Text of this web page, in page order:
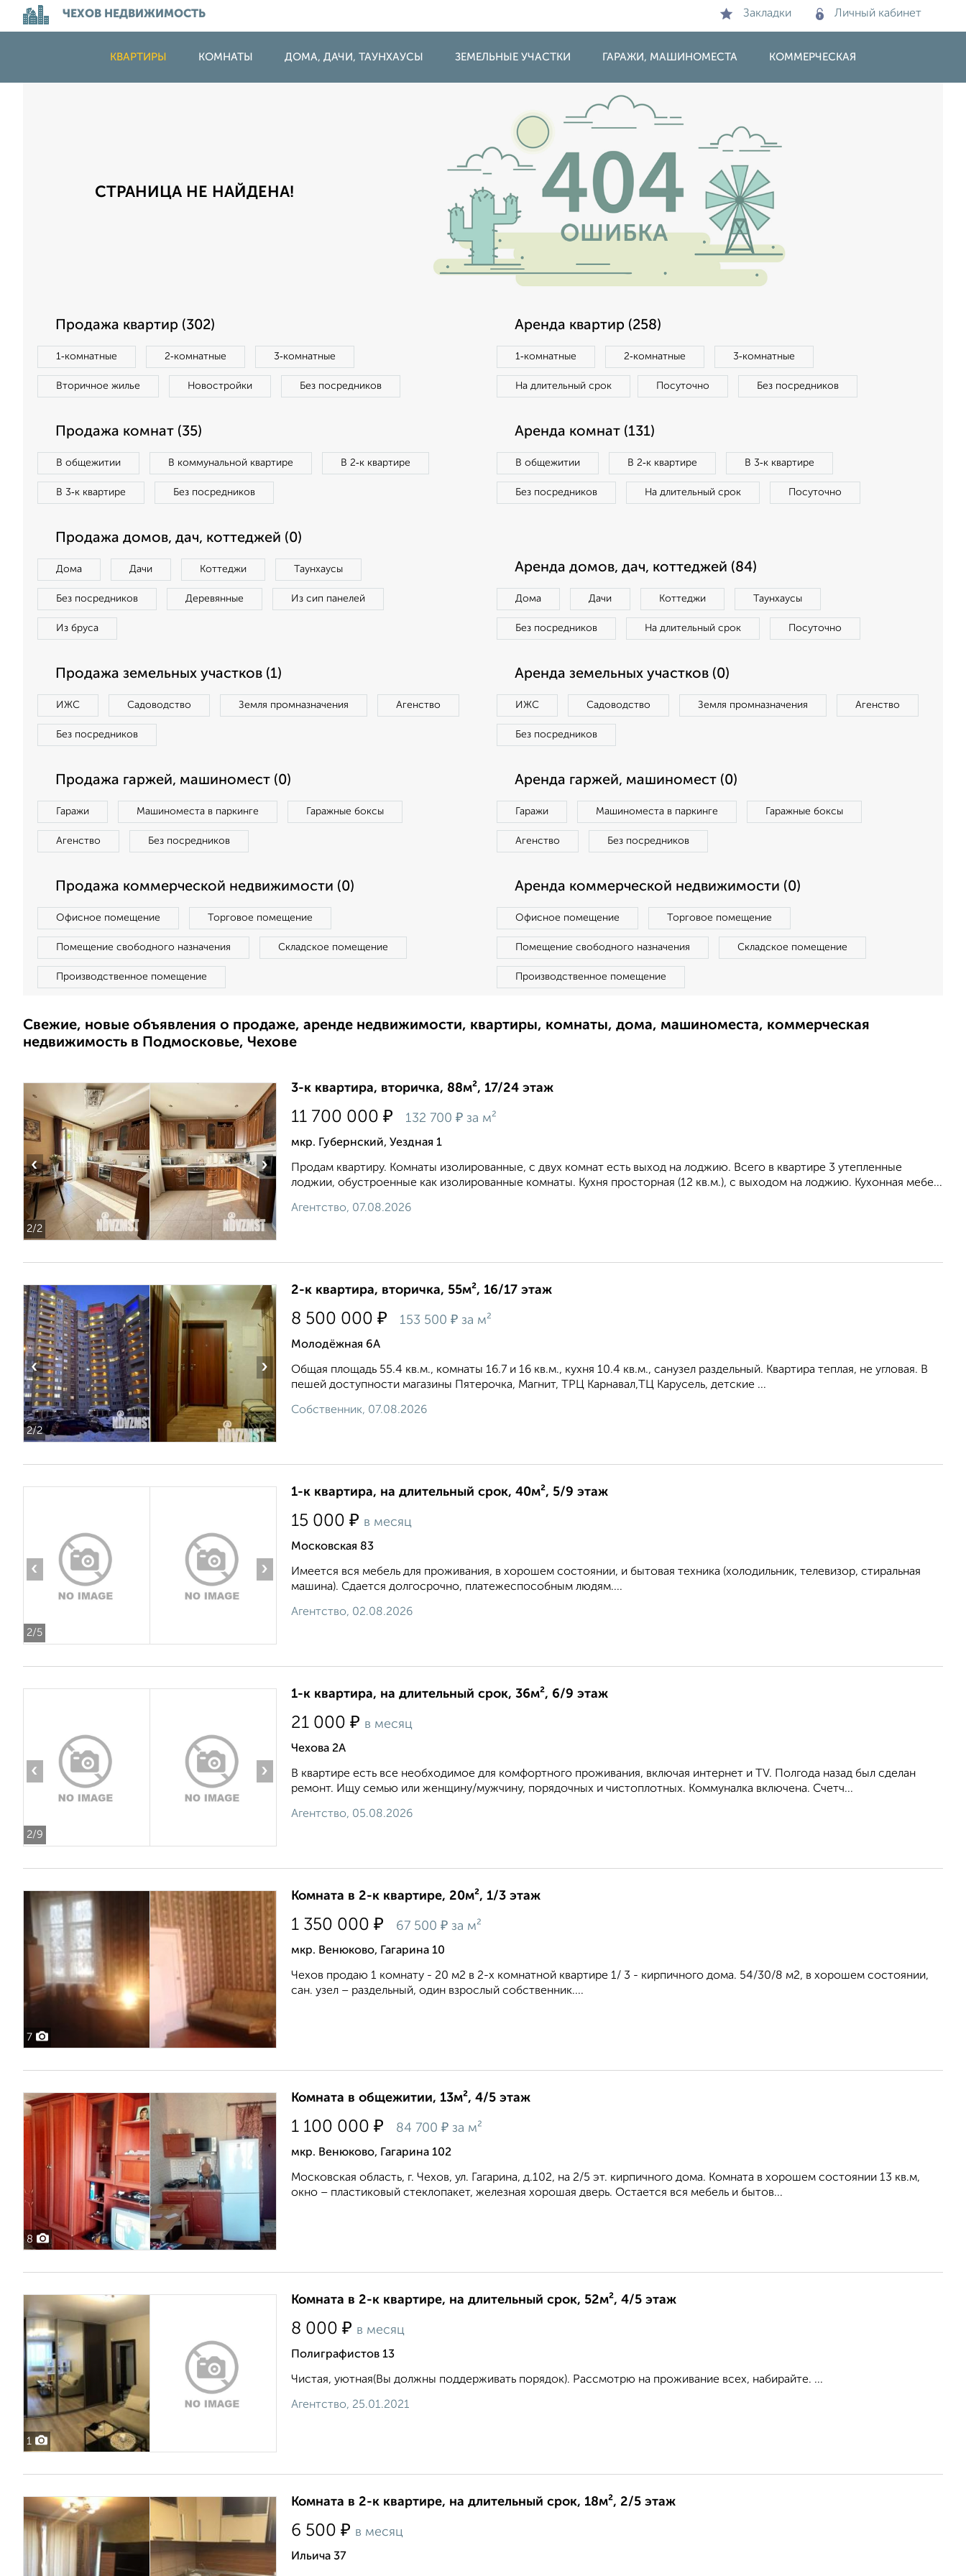
ЧЕХОВ НЕДВИЖИМОСТЬ Закладки Личный кабинет
КВАРТИРЫ КОМНАТЫ ДОМА, ДАЧИ, ТАУНХАУСЫ ЗЕМЕЛЬНЫЕ УЧАСТКИ ГАРАЖИ, МАШИНОМЕСТА КОММЕРЧЕСКАЯ
СТРАНИЦА НЕ НАЙДЕНА!
Продажа квартир (302)
1‑комнатные 2‑комнатные 3‑комнатные
Вторичное жилье Новостройки Без посредников
Аренда квартир (258)
1‑комнатные 2‑комнатные 3‑комнатные
На длительный срок Посуточно Без посредников
Продажа комнат (35)
В общежитии В коммунальной квартире В 2‑к квартире
В 3‑к квартире Без посредников
Аренда комнат (131)
В общежитии В 2‑к квартире В 3‑к квартире
Без посредников На длительный срок Посуточно
Продажа домов, дач, коттеджей (0)
Дома Дачи Коттеджи Таунхаусы
Без посредников Деревянные Из сип панелей
Из бруса
Аренда домов, дач, коттеджей (84)
Дома Дачи Коттеджи Таунхаусы
Без посредников На длительный срок Посуточно
Продажа земельных участков (1)
ИЖС Садоводство Земля промназначения Агенство
Без посредников
Аренда земельных участков (0)
ИЖС Садоводство Земля промназначения Агенство
Без посредников
Продажа гаржей, машиномест (0)
Гаражи Машиноместа в паркинге Гаражные боксы
Агенство Без посредников
Аренда гаржей, машиномест (0)
Гаражи Машиноместа в паркинге Гаражные боксы
Агенство Без посредников
Продажа коммерческой недвижимости (0)
Офисное помещение Торговое помещение
Помещение свободного назначения Складское помещение
Производственное помещение
Аренда коммерческой недвижимости (0)
Офисное помещение Торговое помещение
Помещение свободного назначения Складское помещение
Производственное помещение
Свежие, новые объявления о продаже, аренде недвижимости, квартиры, комнаты, дома, машиноместа, коммерческая
недвижимость в Подмосковье, Чехове
2/2
‹ ›
3-к квартира, вторичка, 88м², 17/24 этаж
11 700 000 ₽ 132 700 ₽ за м²
мкр. Губернский, Уездная 1
Продам квартиру. Комнаты изолированные, с двух комнат есть выход на лоджию. Всего в квартире 3 утепленные
лоджии, обустроенные как изолированные комнаты. Кухня просторная (12 кв.м.), с выходом на лоджию. Кухонная мебе...
Агентство, 07.08.2026
2/2
‹ ›
2-к квартира, вторичка, 55м², 16/17 этаж
8 500 000 ₽ 153 500 ₽ за м²
Молодёжная 6А
Общая площадь 55.4 кв.м., комнаты 16.7 и 16 кв.м., кухня 10.4 кв.м., санузел раздельный. Квартира теплая, не угловая. В
пешей доступности магазины Пятерочка, Магнит, ТРЦ Карнавал,TЦ Карусель, детские ...
Собственник, 07.08.2026
2/5
‹ ›
1-к квартира, на длительный срок, 40м², 5/9 этаж
15 000 ₽ в месяц
Московская 83
Имеется вся мебель для проживания, в хорошем состоянии, и бытовая техника (холодильник, телевизор, стиральная
машина). Сдается долгосрочно, платежеспособным людям....
Агентство, 02.08.2026
2/9
‹ ›
1-к квартира, на длительный срок, 36м², 6/9 этаж
21 000 ₽ в месяц
Чехова 2А
В квартире есть все необходимое для комфортного проживания, включая интернет и TV. Полгода назад был сделан
ремонт. Ищу семью или женщину/мужчину, порядочных и чистоплотных. Коммуналка включена. Счетч...
Агентство, 05.08.2026
7
Комната в 2-к квартире, 20м², 1/3 этаж
1 350 000 ₽ 67 500 ₽ за м²
мкр. Венюково, Гагарина 10
Чехов продаю 1 комнату - 20 м2 в 2-х комнатной квартире 1/ 3 - кирпичного дома. 54/30/8 м2, в хорошем состоянии,
сан. узел – раздельный, один взрослый собственник....
8
Комната в общежитии, 13м², 4/5 этаж
1 100 000 ₽ 84 700 ₽ за м²
мкр. Венюково, Гагарина 102
Московская область, г. Чехов, ул. Гагарина, д.102, на 2/5 эт. кирпичного дома. Комната в хорошем состоянии 13 кв.м,
окно – пластиковый стеклопакет, железная хорошая дверь. Остается вся мебель и бытов...
1
Комната в 2-к квартире, на длительный срок, 52м², 4/5 этаж
8 000 ₽ в месяц
Полиграфистов 13
Чистая, уютная(Вы должны поддерживать порядок). Рассмотрю на проживание всех, набирайте. ...
Агентство, 25.01.2021
Комната в 2-к квартире, на длительный срок, 18м², 2/5 этаж
6 500 ₽ в месяц
Ильича 37